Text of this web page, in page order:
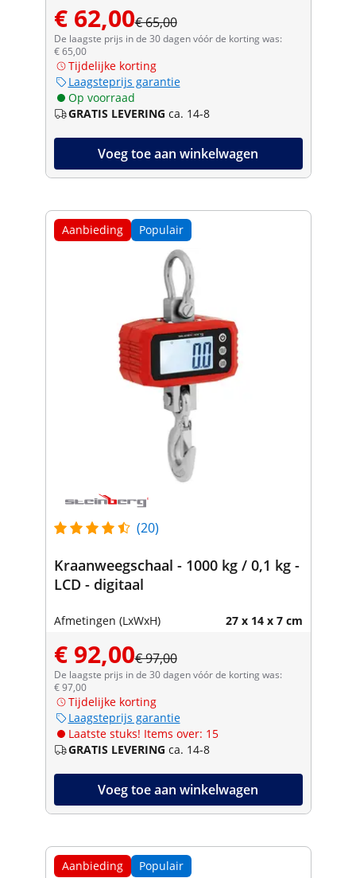
€ 62,00€ 65,00
De laagste prijs in de 30 dagen vóór de korting was:
€ 65,00
Tijdelijke korting
Laagsteprijs garantie
Op voorraad
GRATIS LEVERING ca. 14-8
Voeg toe aan winkelwagen
Aanbieding Populair
(20)
Kraanweegschaal - 1000 kg / 0,1 kg -
LCD - digitaal
Afmetingen (LxWxH) 27 x 14 x 7 cm
€ 92,00€ 97,00
De laagste prijs in de 30 dagen vóór de korting was:
€ 97,00
Tijdelijke korting
Laagsteprijs garantie
Laatste stuks! Items over: 15
GRATIS LEVERING ca. 14-8
Voeg toe aan winkelwagen
Aanbieding Populair